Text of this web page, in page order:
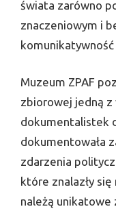
świata zarówno
znaczeniowym i
Muzeum ZPAF
zbiorowej jedną z
dokumentalistek
dokumentowała
zdarzenia
które znalazły
należą